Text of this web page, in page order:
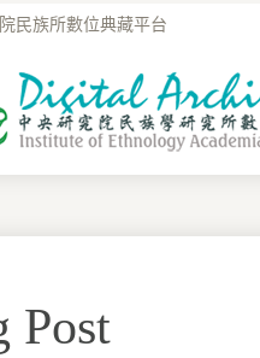
民族所數位典藏平台
Post